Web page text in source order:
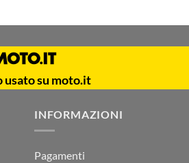
usato su moto.it
INFORMAZIONI
Pagamenti